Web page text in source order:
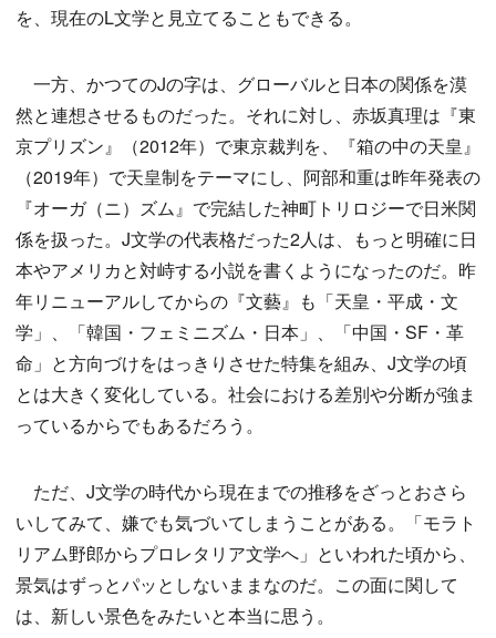
を、現在のL文学と見立てることもできる。
一方、かつてのJの字は、グローバルと日本の関係を漠
然と連想させるものだった。それに対し、赤坂真理は『東
京プリズン』（2012年）で東京裁判を、『箱の中の天皇』
（2019年）で天皇制をテーマにし、阿部和重は昨年発表の
『オーガ（ニ）ズム』で完結した神町トリロジーで日米関
係を扱った。J文学の代表格だった2人は、もっと明確に日
本やアメリカと対峙する小説を書くようになったのだ。昨
年リニューアルしてからの『文藝』も「天皇・平成・文
学」、「韓国・フェミニズム・日本」、「中国・SF・革
命」と方向づけをはっきりさせた特集を組み、J文学の頃
とは大きく変化している。社会における差別や分断が強ま
っているからでもあるだろう。
ただ、J文学の時代から現在までの推移をざっとおさら
いしてみて、嫌でも気づいてしまうことがある。「モラト
リアム野郎からプロレタリア文学へ」といわれた頃から、
景気はずっとパッとしないままなのだ。この面に関して
は、新しい景色をみたいと本当に思う。